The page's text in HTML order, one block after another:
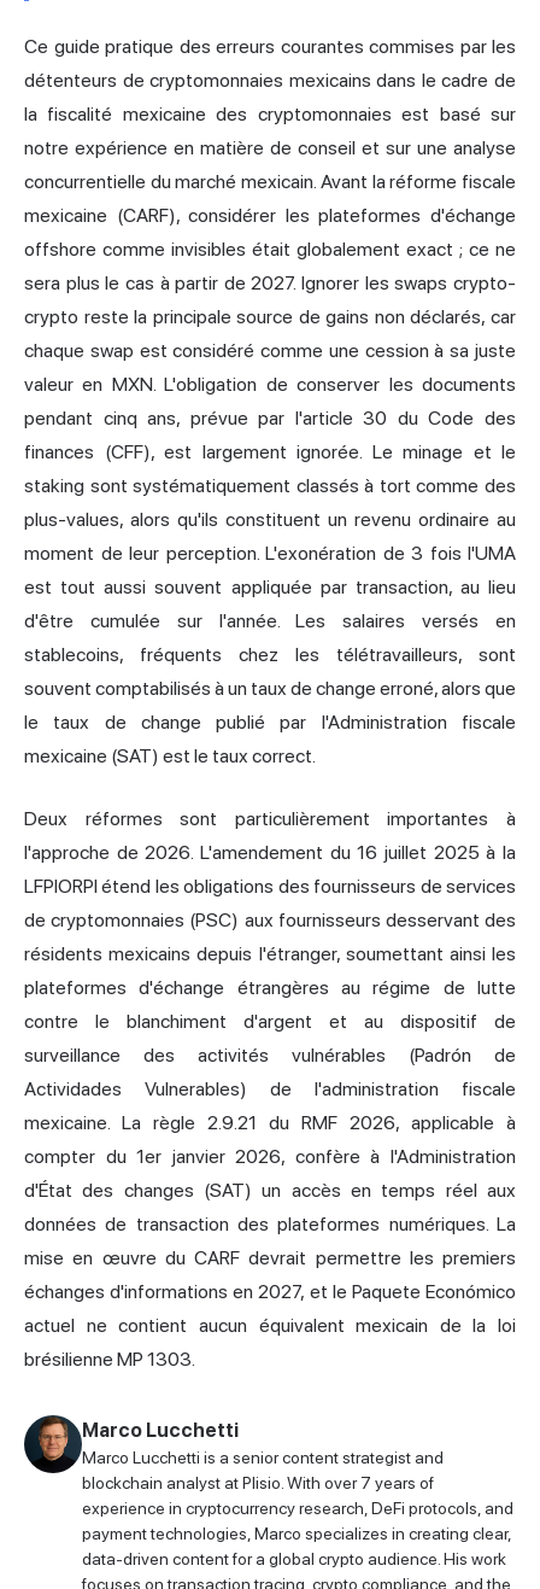
Ce guide pratique des erreurs courantes commises par les
détenteurs de cryptomonnaies mexicains dans le cadre de
la fiscalité mexicaine des cryptomonnaies est basé sur
notre expérience en matière de conseil et sur une analyse
concurrentielle du marché mexicain. Avant la réforme fiscale
mexicaine (CARF), considérer les plateformes d'échange
offshore comme invisibles était globalement exact ; ce ne
sera plus le cas à partir de 2027. Ignorer les swaps crypto-
crypto reste la principale source de gains non déclarés, car
chaque swap est considéré comme une cession à sa juste
valeur en MXN. L'obligation de conserver les documents
pendant cinq ans, prévue par l'article 30 du Code des
finances (CFF), est largement ignorée. Le minage et le
staking sont systématiquement classés à tort comme des
plus-values, alors qu'ils constituent un revenu ordinaire au
moment de leur perception. L'exonération de 3 fois l'UMA
est tout aussi souvent appliquée par transaction, au lieu
d'être cumulée sur l'année. Les salaires versés en
stablecoins, fréquents chez les télétravailleurs, sont
souvent comptabilisés à un taux de change erroné, alors que
le taux de change publié par l'Administration fiscale
mexicaine (SAT) est le taux correct.
Deux réformes sont particulièrement importantes à
l'approche de 2026. L'amendement du 16 juillet 2025 à la
LFPIORPI étend les obligations des fournisseurs de services
de cryptomonnaies (PSC) aux fournisseurs desservant des
résidents mexicains depuis l'étranger, soumettant ainsi les
plateformes d'échange étrangères au régime de lutte
contre le blanchiment d'argent et au dispositif de
surveillance des activités vulnérables (Padrón de
Actividades Vulnerables) de l'administration fiscale
mexicaine. La règle 2.9.21 du RMF 2026, applicable à
compter du 1er janvier 2026, confère à l'Administration
d'État des changes (SAT) un accès en temps réel aux
données de transaction des plateformes numériques. La
mise en œuvre du CARF devrait permettre les premiers
échanges d'informations en 2027, et le Paquete Económico
actuel ne contient aucun équivalent mexicain de la loi
brésilienne MP 1303.
Marco Lucchetti
Marco Lucchetti is a senior content strategist and
blockchain analyst at Plisio. With over 7 years of
experience in cryptocurrency research, DeFi protocols, and
payment technologies, Marco specializes in creating clear,
data-driven content for a global crypto audience. His work
focuses on transaction tracing, crypto compliance, and the